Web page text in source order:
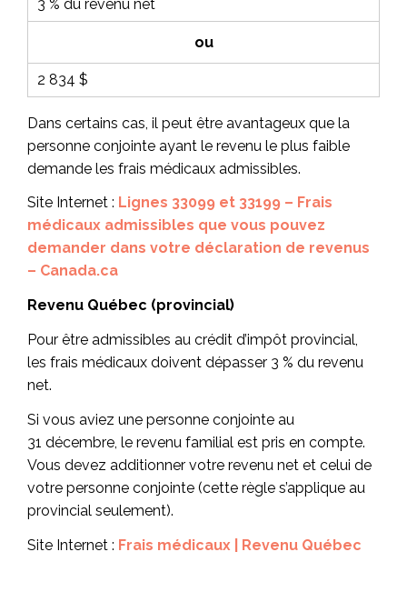
3 % du revenu net
ou
2 834 $
Dans certains cas, il peut être avantageux que la
personne conjointe ayant le revenu le plus faible
demande les frais médicaux admissibles.
Site Internet : Lignes 33099 et 33199 – Frais
médicaux admissibles que vous pouvez
demander dans votre déclaration de revenus
– Canada.ca
Revenu Québec (provincial)
Pour être admissibles au crédit d’impôt provincial,
les frais médicaux doivent dépasser 3 % du revenu
net.
Si vous aviez une personne conjointe au
31 décembre, le revenu familial est pris en compte.
Vous devez additionner votre revenu net et celui de
votre personne conjointe (cette règle s’applique au
provincial seulement).
Site Internet : Frais médicaux | Revenu Québec